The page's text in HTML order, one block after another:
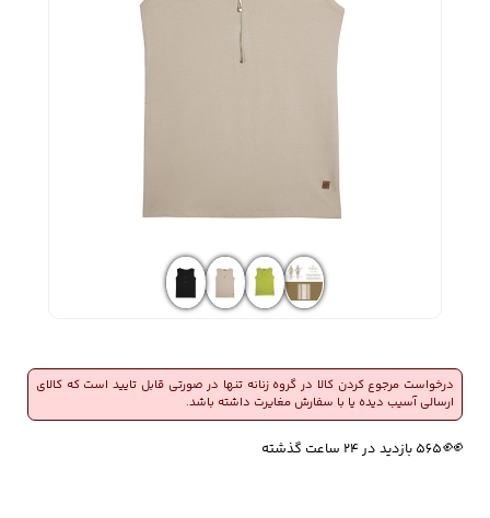
شلوار پارچه ای
مردانه
کیف مردانه
درخواست مرجوع کردن کالا در گروه زنانه تنها در صورتی قابل تایید است که کالای
ارسالی آسیب دیده یا با سفارش مغایرت داشته باشد.🔥
👀565 بازدید در ۲۴ ساعت گذشته